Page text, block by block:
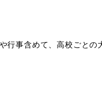
行事含めて、高校ごとの